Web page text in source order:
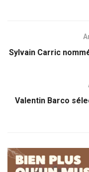
Sylvain Carric
Valentin Barco